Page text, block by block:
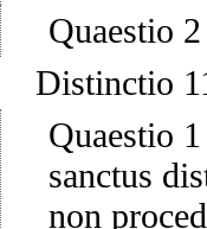
Quaestio 2
Distinctio
Quaestio 1
sanctus
non